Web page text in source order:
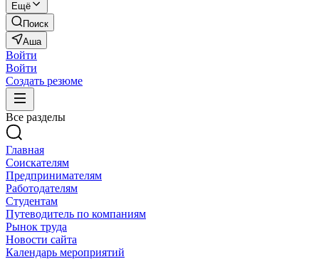
Ещё
Поиск
Аша
Войти
Войти
Создать резюме
Все разделы
Главная
Соискателям
Предпринимателям
Работодателям
Студентам
Путеводитель по компаниям
Рынок труда
Новости сайта
Календарь мероприятий